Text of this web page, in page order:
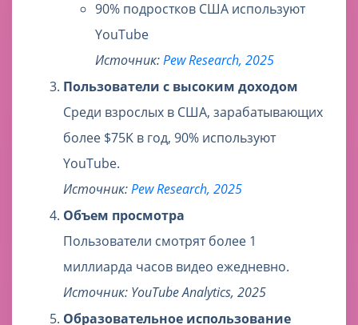
90% подростков США используют
YouTube
Источник:Pew Research, 2025
Пользователи с высоким доходом
Среди взрослых в США, зарабатывающих
более $75K в год, 90% используют
YouTube.
Источник:Pew Research, 2025
Объем просмотра
Пользователи смотрят более 1
миллиарда часов видео ежедневно.
Источник: YouTube Analytics, 2025
Образовательное использование